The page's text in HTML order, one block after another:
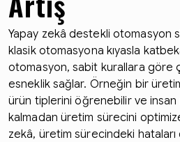
Yapay zekâ destekli otomasyon
klasik otomasyona kıyasla
otomasyon, sabit kurallara göre
esneklik sağlar. Örneğin bir
ürün tiplerini öğrenebilir ve
kalmadan üretim sürecini
zekâ, üretim sürecindeki